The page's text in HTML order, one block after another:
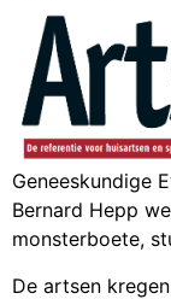
Geneeskundige
Bernard Hepp
monsterboete,
De artsen